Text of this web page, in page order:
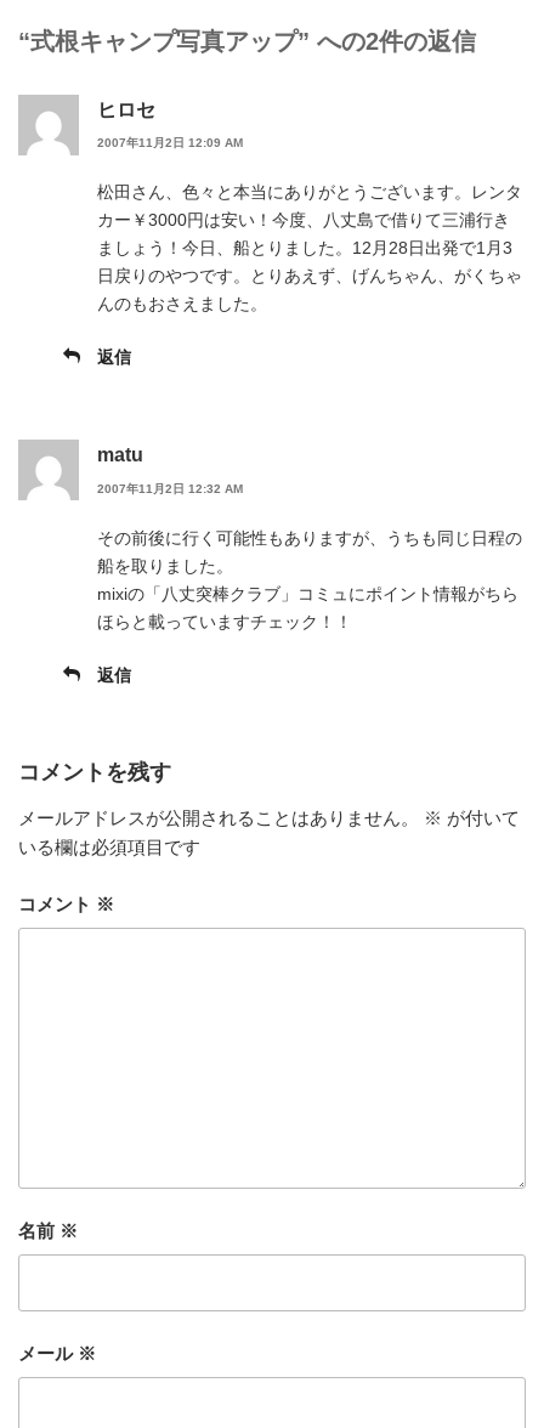
ー
“式根キャンプ写真アップ” への2件の返信
ヒロセ
2007年11月2日 12:09 AM
松田さん、色々と本当にありがとうございます。レンタ
カー￥3000円は安い！今度、八丈島で借りて三浦行き
ましょう！今日、船とりました。12月28日出発で1月3
日戻りのやつです。とりあえず、げんちゃん、がくちゃ
んのもおさえました。
返信
matu
2007年11月2日 12:32 AM
その前後に行く可能性もありますが、うちも同じ日程の
船を取りました。
mixiの「八丈突棒クラブ」コミュにポイント情報がちら
ほらと載っていますチェック！！
返信
コメントを残す
メールアドレスが公開されることはありません。 ※ が付いて
いる欄は必須項目です
コメント ※
名前 ※
メール ※